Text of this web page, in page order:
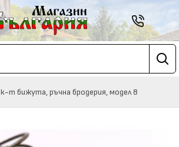
к-т бижута, ръчна бродерия, модел 8